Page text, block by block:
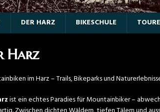
DER HARZ BIKESCHULE
Harz
im Harz – Trails, Bikeparks und
ist ein echtes Paradies für Mountainbiker –